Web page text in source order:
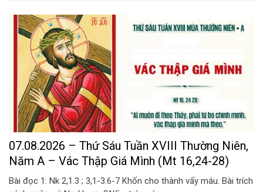
07.08.2026 – Thứ Sáu Tuần XVIII Thường Niên,
Năm A – Vác Thập Giá Mình (Mt 16,24-28)
Bài đọc 1: Nk 2,1.3 ; 3,1-3.6-7 Khốn cho thành vấy máu. Bài trích